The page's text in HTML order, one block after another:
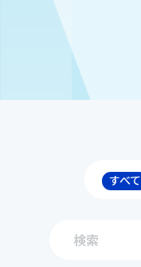
すべて